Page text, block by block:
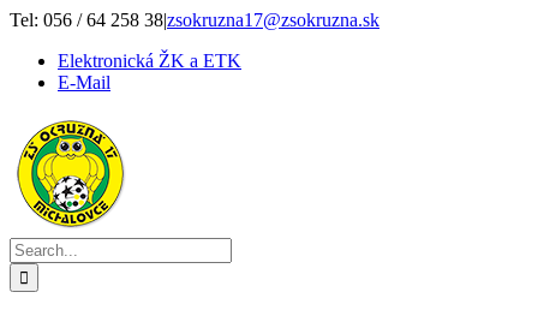
Skip
content
Tel: 056 / 64 258 38|zsokruzna17@zsokruzna.sk
Elektronická ŽK a ETK
E-Mail
Search
for: